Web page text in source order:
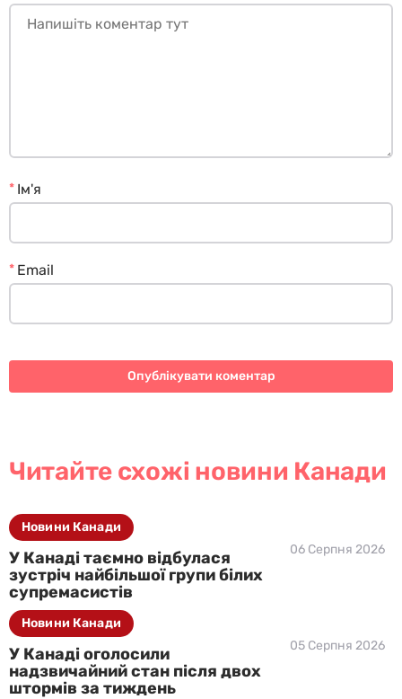
Ім'я
*
Email
*
Читайте схожі новини Канади
У Канаді таємно відбулася
зустріч найбільшої групи білих
супремасистів
06 Серпня 2026
Новини Канади
У Канаді оголосили
надзвичайний стан після двох
штормів за тиждень
05 Серпня 2026
Новини Канади